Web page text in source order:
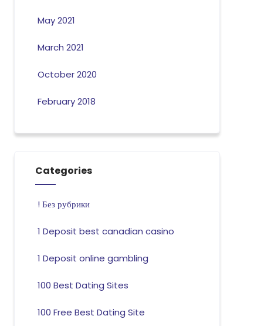
May 2021
March 2021
October 2020
February 2018
Categories
! Без рубрики
1 Deposit best canadian casino
1 Deposit online gambling
100 Best Dating Sites
100 Free Best Dating Site